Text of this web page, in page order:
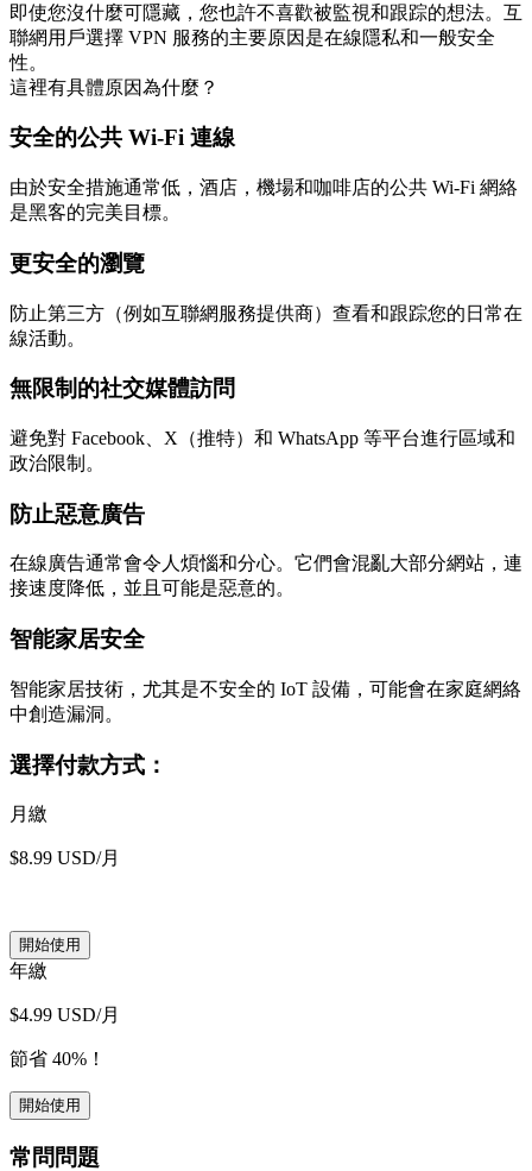
即使您沒什麼可隱藏，您也許不喜歡被監視和跟踪的想法。互
聯網用戶選擇 VPN 服務的主要原因是在線隱私和一般安全
性。
這裡有具體原因為什麼？
安全的公共 Wi-Fi 連線
由於安全措施通常低，酒店，機場和咖啡店的公共 Wi-Fi 網絡
是黑客的完美目標。
更安全的瀏覽
防止第三方（例如互聯網服務提供商）查看和跟踪您的日常在
線活動。
無限制的社交媒體訪問
避免對 Facebook、X（推特）和 WhatsApp 等平台進行區域和
政治限制。
防止惡意廣告
在線廣告通常會令人煩惱和分心。它們會混亂大部分網站，連
接速度降低，並且可能是惡意的。
智能家居安全
智能家居技術，尤其是不安全的 IoT 設備，可能會在家庭網絡
中創造漏洞。
選擇付款方式：
月繳
$8.99 USD/月
開始使用
年繳
$4.99 USD/月
節省 40%！
開始使用
常問問題